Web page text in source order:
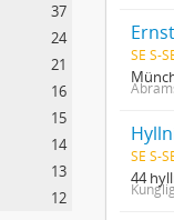
37
24
21
16
15
14
13
12
SE S-
SE S-
44